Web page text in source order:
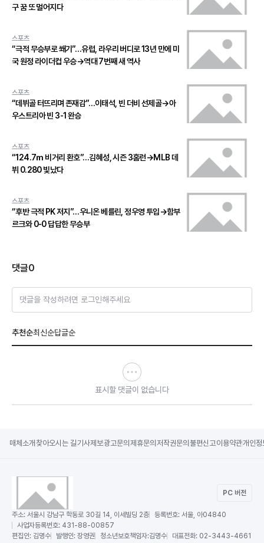
구 꿈 또 멀어지다
스포츠
“극적 무승부로 쐐기”…유럽, 라우리 버디로 13년 만에 미
국 원정 라이더컵 우승→역대 7번째 새 역사
스포츠
“데뷔골 터뜨리며 존재감”…이태석, 빈 더비 선제골→아
우스트리아 빈 3-1 완승
스포츠
“124.7ｍ 비거리 환호”…김혜성, 시즌 3홈런→MLB 데
뷔 0.280 빛났다
스포츠
“후반 극적 PK 저지”…우니온 베를린, 정우영 투입→함부
르크와 0-0 답답한 무승부
댓글0
댓글을 작성하려면 로그인해주세요
추천순최신순답글순
표시할 댓글이 없습니다
매체소개 찾아오시는 길기사제보광고문의 제휴문의 저작권문의 불편신고이용약관개인정
PC 버전
주소: 서울시 강남구 학동로 30길 14, 이세빌딩 2층 등록번호: 서울, 아04840
사업자등록번호: 431-88-00857
편집인: 김명수 발행인: 장영권 청소년보호책임자:김명수 대표전화: 02-3443-4661